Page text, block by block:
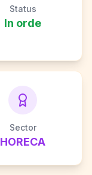
Status
In orde
Sector
HORECA